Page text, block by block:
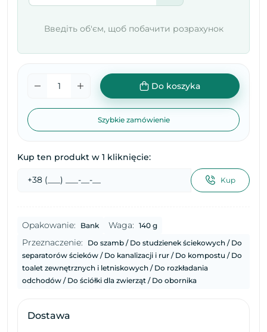
Введіть об'єм, щоб побачити розрахунок
Do koszyka
Szybkie zamówienie
Kup ten produkt w 1 kliknięcie:
Kup
Opakowanie: Bank Waga: 140 g
Przeznaczenie:
Do szamb / Do studzienek ściekowych / Do
separatorów ścieków / Do kanalizacji i rur / Do kompostu / Do
toalet zewnętrznych i letniskowych / Do rozkładania
odchodów / Do ściółki dla zwierząt / Do obornika
Dostawa